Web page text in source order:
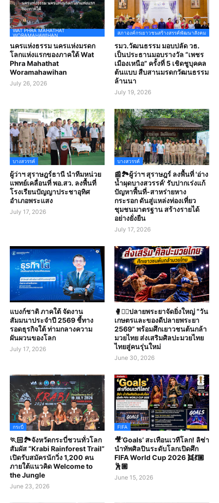
WAT PHRA MAHATHAT
WORAMAHAWIHAN
นครแห่งธรรม นครแห่งมรดก
โลกแห่งแรกของภาคใต้ Wat
Phra Mahathat
Woramahawihan
July 26, 2026
สภาองค์กรเยาวชนสร้างสรรค์พัฒนาสังคม
รมว.วัฒนธรรม มอบปลัด วธ.
เป็นประธานมอบรางวัล “เพชร
เมืองเหนือ” ครั้งที่ 5 เชิดชูบุคคล
ต้นแบบ สืบสานมรดกวัฒนธรรม
ล้านนา
July 19, 2026
บางสวรรค์
ผู้ว่าฯ สุราษฎร์ธานี นำทีมหน่วย
แพทย์เคลื่อนที่ พอ.สว. ลงพื้นที่
โรงเรียนปัญญาประชาอุทิศ
อำเภอพระแสง
July 17, 2026
บางสวรรค์
📰🏞️ผู้ว่าฯ สุราษฎร์ ลงพื้นที่ 'อ่าง
น้ำผุดบางสวรรค์' รับปากเร่งแก้
ปัญหาพื้นที่-สาหร่ายหาง
กระรอก ดันสู่แหล่งท่องเที่ยว
ชุมชนมาตรฐาน สร้างรายได้
อย่างยั่งยืน
July 17, 2026
แบงก์ชาติ ภาคใต้ จัดงาน
สัมมนาประจำปี 2569 ชี้ทาง
รอดธุรกิจใต้ ท่ามกลางความ
ผันผวนของโลก
July 17, 2026
🥊🤼‍♀️ปลายพระยาจัดยิ่งใหญ่ “วัน
เกษตรและของดีปลายพระยา
2569” พร้อมศึกเยาวชนต้นกล้า
มวยไทย ส่งเสริมศิลปะมวยไทย
ไทยสู่คนรุ่นใหม่
June 30, 2026
กระบี่
🏃🏻🏞️จังหวัดกระบี่ชวนทั่วโลก
สัมผัส “Krabi Rainforest Trail”
เปิดรับสมัครนักวิ่ง 1,200 คน
ภายใต้แนวคิด Welcome to
the Jungle
June 23, 2026
FIFA
🎥‘Goals’ สะเทือนเวทีโลก! ลิซ่า
นำทัพศิลปินระดับโลกเปิดศึก
FIFA World Cup 2026 👯💃🏼
🕺🏽
June 15, 2026